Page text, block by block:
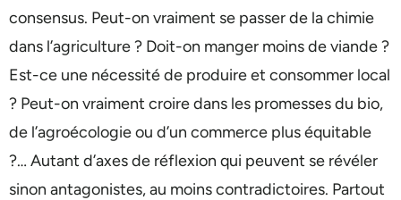
consensus. Peut-on vraiment se passer de la chimie
dans l’agriculture ? Doit-on manger moins de viande ?
Est-ce une nécessité de produire et consommer local
? Peut-on vraiment croire dans les promesses du bio,
de l’agroécologie ou d’un commerce plus équitable
?… Autant d’axes de réflexion qui peuvent se révéler
sinon antagonistes, au moins contradictoires. Partout